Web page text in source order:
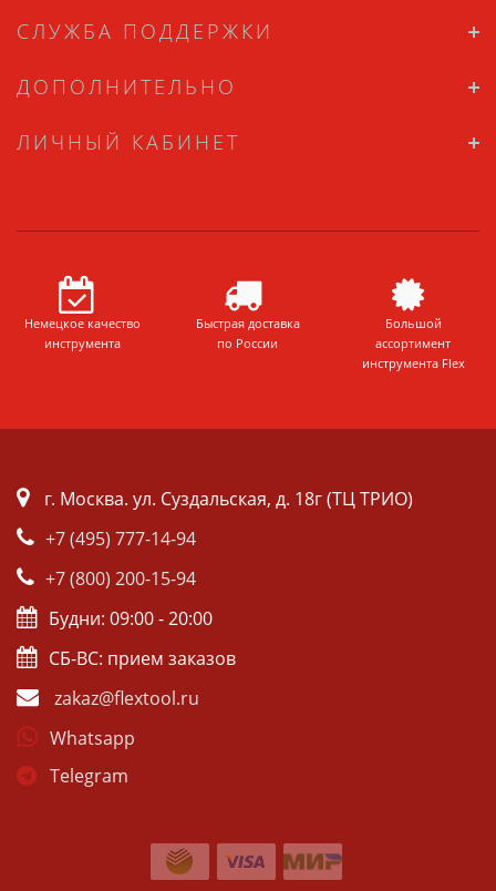
СЛУЖБА ПОДДЕРЖКИ
ДОПОЛНИТЕЛЬНО
ЛИЧНЫЙ КАБИНЕТ
Немецкое качество
инструмента
Быстрая доставка
по России
Большой
ассортимент
инструмента Flex
г. Москва. ул. Суздальская, д. 18г (ТЦ ТРИО)
+7 (495) 777-14-94
+7 (800) 200-15-94
Будни: 09:00 - 20:00
СБ-ВС: прием заказов
zakaz@flextool.ru
Whatsapp
Telegram